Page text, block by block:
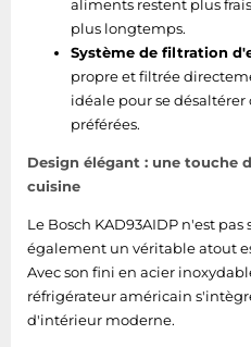
freezer
Fonction
congélation rapide
Oui
Compartiments de la
porte du freezer
clayettes/bacs du
congélateur
5
Quantité de tiroirs de
congélation
2
aliments restent plus
plus longtemps.
Système de filtration
propre et filtrée
idéale pour se désaltérer
préférées.
Design élégant : une touche
cuisine
Le Bosch KAD93AIDP n'est
également un véritable atout
Avec son fini en acier
réfrigérateur américain
d'intérieur moderne.